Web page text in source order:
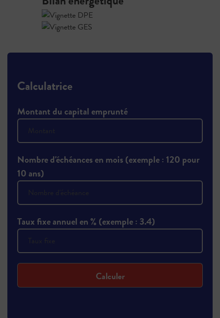
Calculatrice
Montant du capital emprunté
Nombre d'échéances en mois (exemple : 120 pour
10 ans)
Taux fixe annuel en % (exemple : 3.4)
Calculer